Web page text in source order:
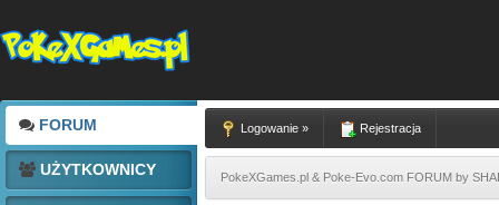
FORUM
UŻYTKOWNICY
Logowanie » Rejestracja
PokeXGames.pl & Poke-Evo.com FORUM by